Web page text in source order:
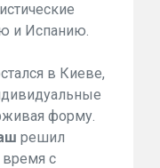
и Испанию.
в Киеве,
форму.
решил
время с